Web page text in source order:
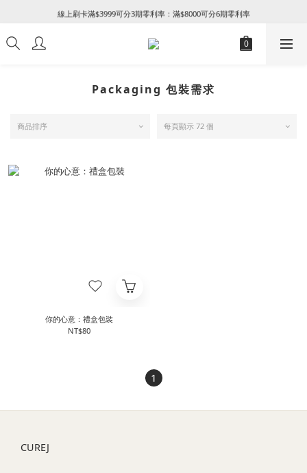
꒰ 新朋友加入會員及填寫生日享NT$50 + 生日禮金 ꒱
線上刷卡滿$3999可分3期零利率：滿$8000可分6期零利率
加入LINE好友綁定官網會員卡即贈Thank you修護護手霜
Packaging 包裝需求
商品排序 每頁顯示 72 個
你的心意：禮盒包裝
NT$80
1
CUREJ